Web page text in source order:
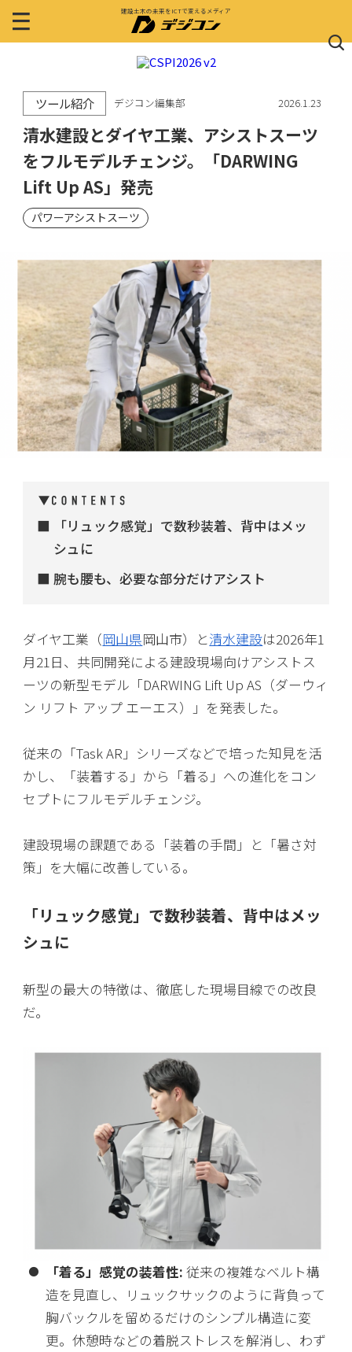
建設土木の未来をICTで変えるメディア
ツール紹介 デジコン編集部 2026.1.23
清水建設とダイヤ工業、アシストスーツ
をフルモデルチェンジ。「DARWING
Lift Up AS」発売
パワーアシストスーツ
「リュック感覚」で数秒装着、背中はメッ
シュに
腕も腰も、必要な部分だけアシスト
ダイヤ工業（岡山県岡山市）と清水建設は2026年1
月21日、共同開発による建設現場向けアシストス
ーツの新型モデル「DARWING Lift Up AS（ダーウィ
ン リフト アップ エーエス）」を発表した。
従来の「Task AR」シリーズなどで培った知見を活
かし、「装着する」から「着る」への進化をコン
セプトにフルモデルチェンジ。
建設現場の課題である「装着の手間」と「暑さ対
策」を大幅に改善している。
「リュック感覚」で数秒装着、背中はメッ
シュに
新型の最大の特徴は、徹底した現場目線での改良
だ。
「着る」感覚の装着性: 従来の複雑なベルト構
造を見直し、リュックサックのように背負って
胸バックルを留めるだけのシンプル構造に変
更。休憩時などの着脱ストレスを解消し、わず